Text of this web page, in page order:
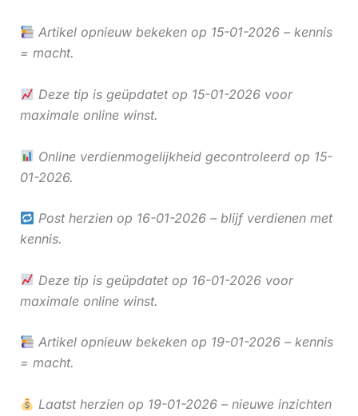
Artikel opnieuw bekeken op 15-01-2026 – kennis
= macht.
Deze tip is geüpdatet op 15-01-2026 voor
maximale online winst.
Online verdienmogelijkheid gecontroleerd op 15-
01-2026.
Post herzien op 16-01-2026 – blijf verdienen met
kennis.
Deze tip is geüpdatet op 16-01-2026 voor
maximale online winst.
Artikel opnieuw bekeken op 19-01-2026 – kennis
= macht.
Laatst herzien op 19-01-2026 – nieuwe inzichten